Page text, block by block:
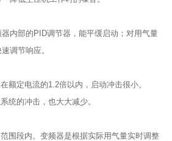
内部的PID调节器，能平缓启动；对用气量
调节响应。
额定电流的1.2倍以内，启动冲击很小。
统的冲击，也大大减少。
围段内。变频器是根据实际用气量实时调整